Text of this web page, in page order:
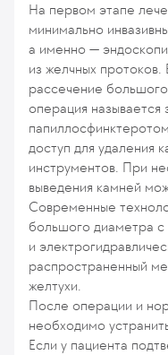
На первом этапе
минимально
а именно —
из желчных
рассечение
операция называется
доступ для удаления
инструментов. При
выведения камней
Современные
большого диаметра
и
распространенный
желтухи.
После операции и
необходимо
Если у пациента